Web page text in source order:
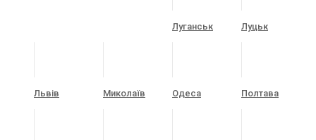
Луганськ Луцьк
Львів Миколаїв Одеса Полтава